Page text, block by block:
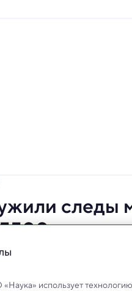
следы
лет
показала, что
использует